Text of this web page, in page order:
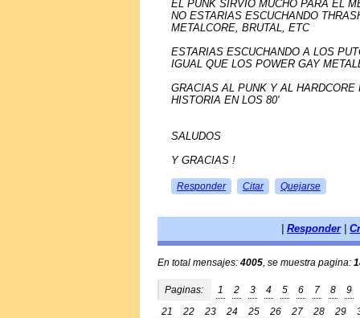
EL PUNK SIRVIO MUCHO PARA EL
NO ESTARIAS ESCUCHANDO
METALCORE, BRUTAL, ETC
ESTARIAS ESCUCHANDO A LOS
IGUAL QUE LOS POWER GAY
GRACIAS AL PUNK Y AL
HISTORIA EN LOS 80'
SALUDOS
Y GRACIAS !
Responder Citar Quejarse
Responder|
En total mensajes: 4005, se muestra pagina:
Paginas: 1 2 3 4 5 6 7 8
9
21
22 23 24 25 26 27 28 29